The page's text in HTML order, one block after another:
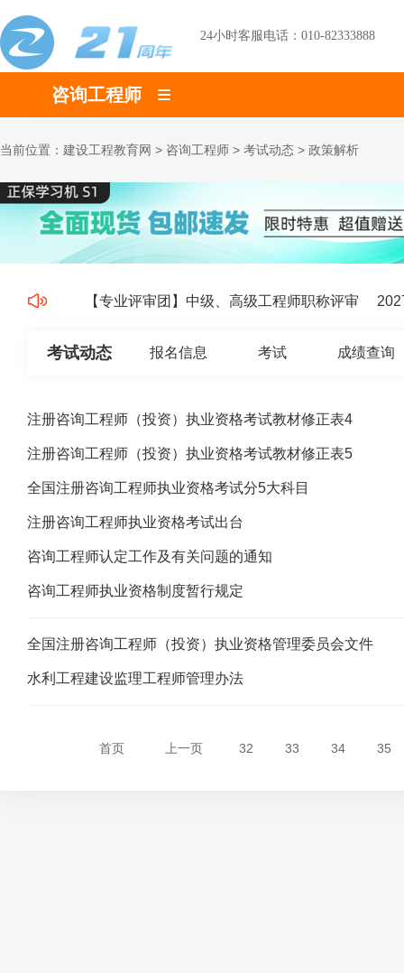
24小时客服电话：010-82333888
咨询工程师
当前位置： 建设工程教育网 > 咨询工程师 > 考试动态 > 政策解析
【专业评审团】中级、高级工程师职称评审
考试动态 报名信息 考试 成绩查询
注册咨询工程师（投资）执业资格考试教材修正表4
注册咨询工程师（投资）执业资格考试教材修正表5
全国注册咨询工程师执业资格考试分5大科目
注册咨询工程师执业资格考试出台
咨询工程师认定工作及有关问题的通知
咨询工程师执业资格制度暂行规定
全国注册咨询工程师（投资）执业资格管理委员会文件
水利工程建设监理工程师管理办法
首页 上一页 32 33 34 35